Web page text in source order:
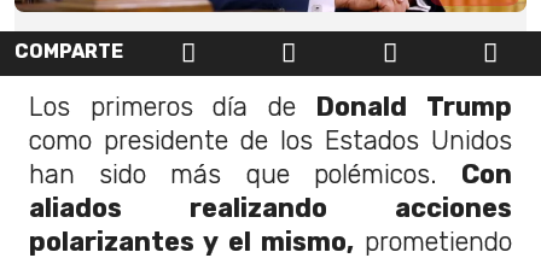
COMPARTE
Los primeros día de Donald Trump
como presidente de los Estados Unidos
han sido más que polémicos. Con
aliados realizando acciones
polarizantes y el mismo,prometiendo